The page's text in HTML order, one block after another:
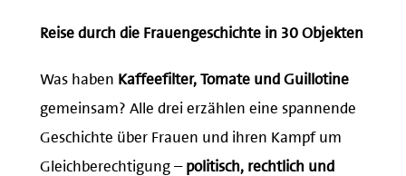
Reise durch die Frauengeschichte in 30 Objekten
Was haben Kaffeefilter, Tomate und Guillotine
gemeinsam? Alle drei erzählen eine spannende
Geschichte über Frauen und ihren Kampf um
Gleichberechtigung – politisch, rechtlich und